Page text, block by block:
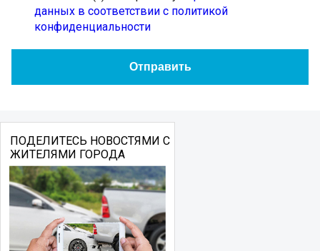
данных в соответствии с политикой
конфиденциальности
ПОДЕЛИТЕСЬ НОВОСТЯМИ С
ЖИТЕЛЯМИ ГОРОДА